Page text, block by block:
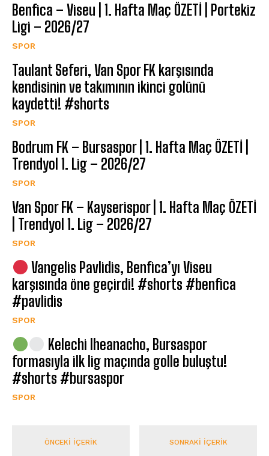
Benfica – Viseu | 1. Hafta Maç ÖZETİ | Portekiz
Ligi – 2026/27
SPOR
Taulant Seferi, Van Spor FK karşısında
kendisinin ve takımının ikinci golünü
kaydetti! #shorts
SPOR
Bodrum FK – Bursaspor | 1. Hafta Maç ÖZETİ |
Trendyol 1. Lig – 2026/27
SPOR
Van Spor FK – Kayserispor | 1. Hafta Maç ÖZETİ
| Trendyol 1. Lig – 2026/27
SPOR
Vangelis Pavlidis, Benfica’yı Viseu
karşısında öne geçirdi! #shorts #benfica
#pavlidis
SPOR
Kelechi Iheanacho, Bursaspor
formasıyla ilk lig maçında golle buluştu!
#shorts #bursaspor
SPOR
ÖNCEKI İÇERIK SONRAKI İÇERIK